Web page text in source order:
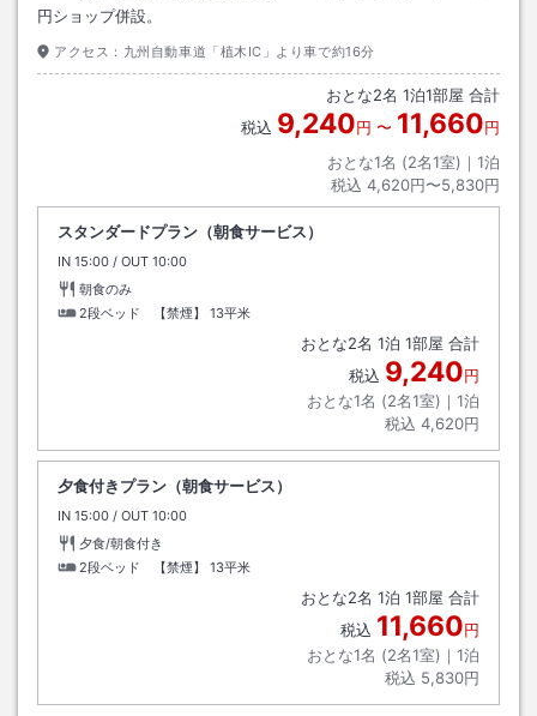
円ショップ併設。
アクセス： 九州自動車道「植木IC」より車で約16分
おとな2名 1泊1部屋 合計
税込 9,240円 〜 11,660円
おとな1名 (2名1室)｜ 1泊
税込 4,620円〜5,830円
スタンダードプラン（朝食サービス）
IN チェックイン
15:00 / OUT チェックアウト
10:00
朝食のみ
2段ベッド 【禁煙】
13平米
おとな2名 1泊 1部屋 合計
税込 9,240円
おとな1名 (2名1室)｜ 1泊
税込 4,620円
夕食付きプラン（朝食サービス）
IN チェックイン
15:00 / OUT チェックアウト
10:00
夕食/朝食付き
2段ベッド 【禁煙】
13平米
おとな2名 1泊 1部屋 合計
税込 11,660円
おとな1名 (2名1室)｜ 1泊
税込 5,830円